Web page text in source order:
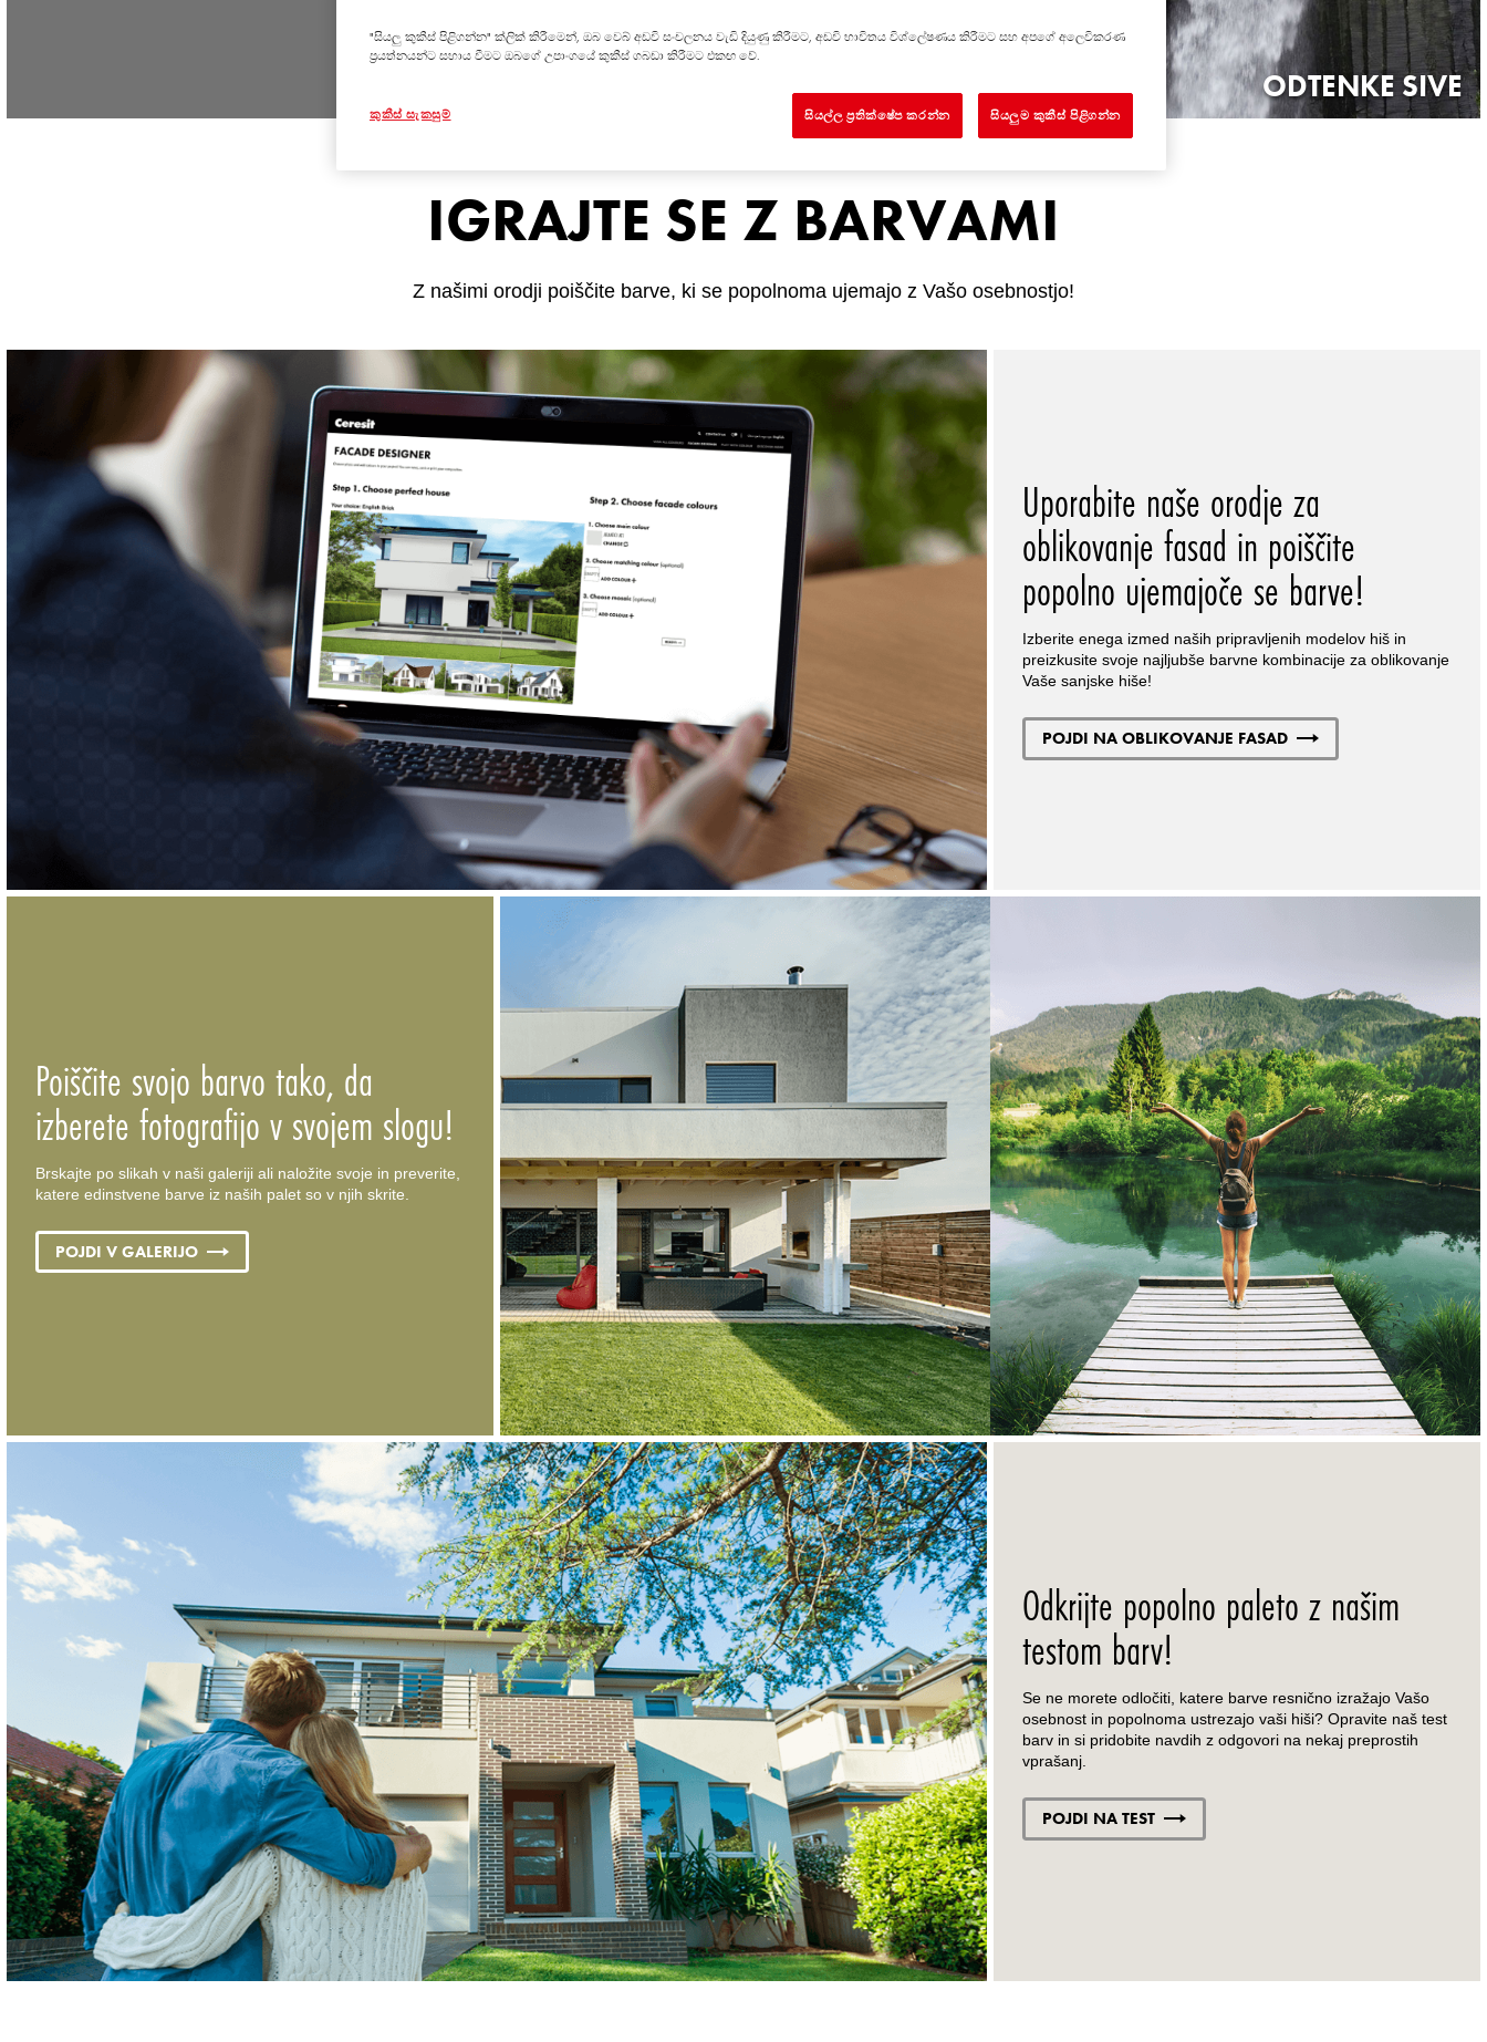
ODTENKE SIVE
IGRAJTE SE Z BARVAMI
Z našimi orodji poiščite barve, ki se popolnoma ujemajo z Vašo osebnostjo!
Uporabite naše orodje za
oblikovanje fasad in poiščite
popolno ujemajoče se barve!
Izberite enega izmed naših pripravljenih modelov hiš in
preizkusite svoje najljubše barvne kombinacije za oblikovanje
Vaše sanjske hiše!
POJDI NA OBLIKOVANJE FASAD
Poiščite svojo barvo tako, da
izberete fotografijo v svojem slogu!
Brskajte po slikah v naši galeriji ali naložite svoje in preverite,
katere edinstvene barve iz naših palet so v njih skrite.
POJDI V GALERIJO
Odkrijte popolno paleto z našim
testom barv!
Se ne morete odločiti, katere barve resnično izražajo Vašo
osebnost in popolnoma ustrezajo vaši hiši? Opravite naš test
barv in si pridobite navdih z odgovori na nekaj preprostih
vprašanj.
POJDI NA TEST
"සියලු කුකීස් පිළිගන්න" ක්ලික් කිරීමෙන්, ඔබ වෙබ් අඩවි සංචලනය වැඩි දියුණු කිරීමට, අඩවි භාවිතය විශ්ලේෂණය කිරීමට සහ අපගේ අලෙවිකරණ
ප්‍රයත්නයන්ට සහාය වීමට ඔබගේ උපාංගයේ කුකීස් ගබඩා කිරීමට එකඟ වේ.
කුකීස් සැකසුම් සියල්ල ප්‍රතික්ෂේප කරන්න සියලුම කුකීස් පිළිගන්න